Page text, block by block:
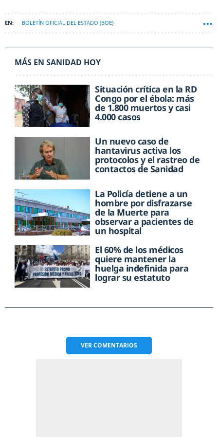
BOLETÍN OFICIAL DEL ESTADO (BOE)
MÁS EN SANIDAD HOY
Situación crítica en la RD
Congo por el ébola: más
de 1.800 muertos y casi
4.000 casos
Un nuevo caso de
hantavirus activa los
protocolos y el rastreo de
contactos de Sanidad
La Policía detiene a un
hombre por disfrazarse
de la Muerte para
observar a pacientes de
un hospital
El 60% de los médicos
quiere mantener la
huelga indefinida para
lograr su estatuto
VERCOMENTARIOS